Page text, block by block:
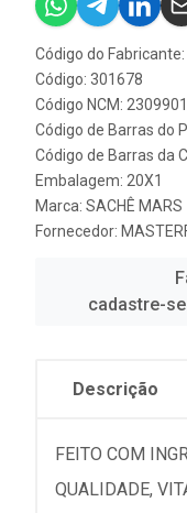
Código do
Código: 301678
Código NCM:
Código de Barras do
Código de Barras da
Embalagem: 20X1
Marca: SACHÊ MARS
Fornecedor:
cadastre-
Descrição
FEITO COM
QUALIDADE,